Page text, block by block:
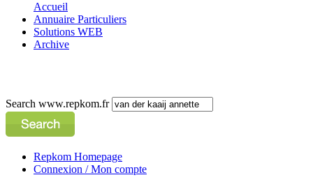
Accueil
Annuaire Particuliers
Solutions WEB
Archive
Search www.repkom.fr
Repkom Homepage
Connexion / Mon compte